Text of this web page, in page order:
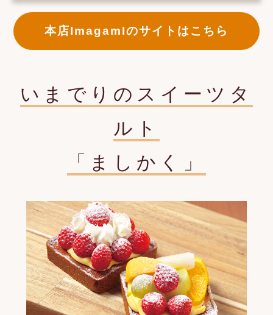
本店ImagamIのサイトはこちら
いまでりのスイーツタ
ルト
「ましかく」